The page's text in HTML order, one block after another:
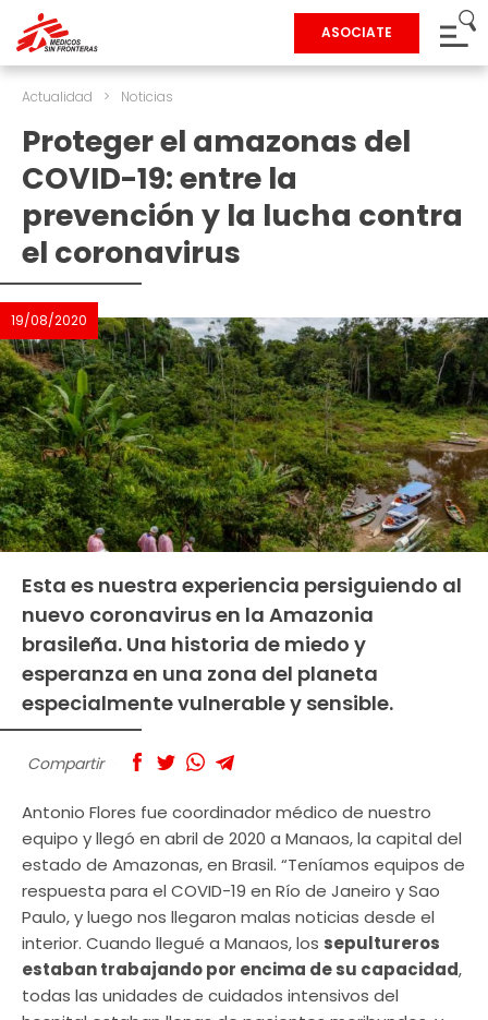
ASOCIATE
Actualidad > Noticias
Proteger el amazonas del
COVID-19: entre la
prevención y la lucha contra
el coronavirus
19/08/2020
Esta es nuestra experiencia persiguiendo al
nuevo coronavirus en la Amazonia
brasileña. Una historia de miedo y
esperanza en una zona del planeta
especialmente vulnerable y sensible.
Compartir
Antonio Flores fue coordinador médico de nuestro
equipo y llegó en abril de 2020 a Manaos, la capital del
estado de Amazonas, en Brasil. “Teníamos equipos de
respuesta para el COVID-19 en Río de Janeiro y Sao
Paulo, y luego nos llegaron malas noticias desde el
interior. Cuando llegué a Manaos, los sepultureros
estaban trabajando por encima de su capacidad,
todas las unidades de cuidados intensivos del